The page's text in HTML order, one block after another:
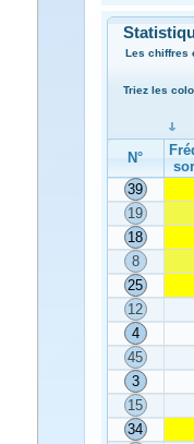
Les chiffres
Triez les
N°
39
19
18
8
25
12
4
45
3
15
34